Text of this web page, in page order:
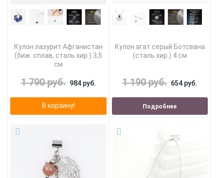
Кулон лазурит Афганистан
(биж. сплав, сталь хир.) 3,5
см
1 790 руб. 984 руб.
В корзину!
Кулон агат серый Ботсвана
(сталь хир.) 4 см
1 190 руб. 654 руб.
Подробнее